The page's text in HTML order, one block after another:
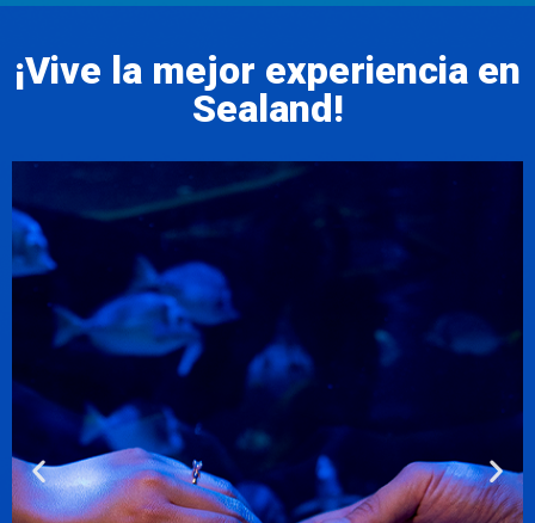
¡Vive la mejor experiencia en
Sealand!